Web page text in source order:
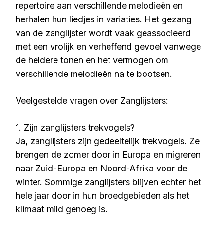
repertoire aan verschillende melodieën en
herhalen hun liedjes in variaties. Het gezang
van de zanglijster wordt vaak geassocieerd
met een vrolijk en verheffend gevoel vanwege
de heldere tonen en het vermogen om
verschillende melodieën na te bootsen.
Veelgestelde vragen over Zanglijsters:
1. Zijn zanglijsters trekvogels?
Ja, zanglijsters zijn gedeeltelijk trekvogels. Ze
brengen de zomer door in Europa en migreren
naar Zuid-Europa en Noord-Afrika voor de
winter. Sommige zanglijsters blijven echter het
hele jaar door in hun broedgebieden als het
klimaat mild genoeg is.